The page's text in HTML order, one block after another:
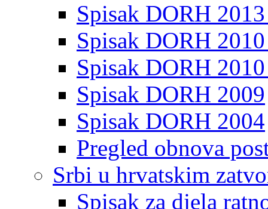
Spisak DORH
Spisak DORH
Spisak DORH
Spisak DORH 2009
Spisak DORH 2004
Pregled obnova
Srbi u hrvatskim
Spisak za djela